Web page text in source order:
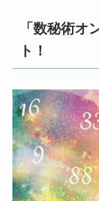
「数秘術オ
ト！